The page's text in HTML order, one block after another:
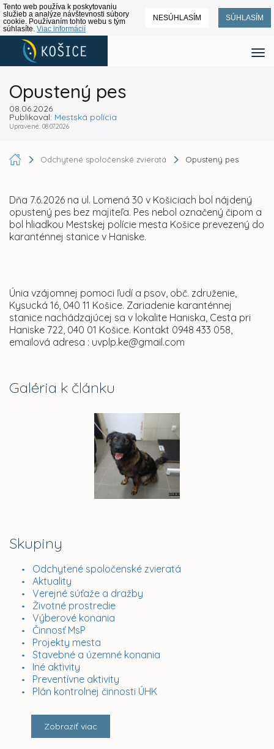
Tento web používa k poskytovaniu
služieb a analýze návštevnosti súbory
cookie. Používaním tohto webu s tým
súhlasíte. Viac informácií
NESÚHLASÍM SÚHLASÍM
Opustený pes
08.06.2026
Publikoval: Mestská polícia
Upravené: 08.07.2026
Galéria k článku
Skupiny
Odchytené spoločenské zvieratá
Aktuality
Verejné súťaže a dražby
Životné prostredie
Výberové konania
Činnosť MsP
Projekty mesta
Stavebné a územné konania
Iné aktivity
Preventívne aktivity
Plán kontrolnej činnosti ÚHK
Zobraziť viac
Odchytené spoločenské zvieratá Opustený pes
Dňa 7.6.2026 na ul. Lomená 30 v Košiciach bol nájdený
opustený pes bez majiteľa. Pes nebol označený čipom a
bol hliadkou Mestskej polície mesta Košice prevezený do
karanténnej stanice v Haniske.
Únia vzájomnej pomoci ľudí a psov, obč. združenie,
Kysucká 16, 040 11 Košice. Zariadenie karanténnej
stanice nachádzajúcej sa v lokalite Haniska, Cesta pri
Haniske 722, 040 01 Košice. Kontakt 0948 433 058,
emailová adresa : uvplp.ke@gmail.com